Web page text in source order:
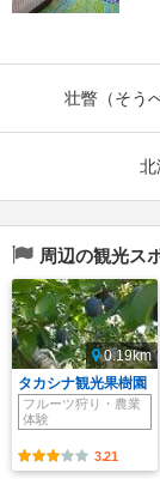
壮瞥（そう
北
周辺の観光ス
0.19km
タカシナ観光果樹園
フルーツ狩り・農業
体験
3.21